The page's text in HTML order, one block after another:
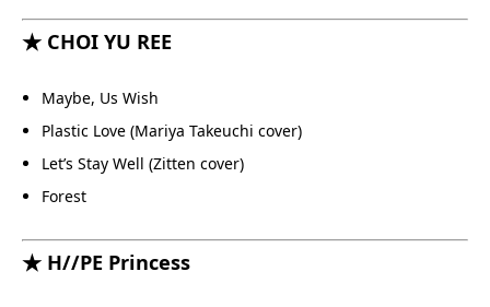
★ CHOI YU REE
Maybe, Us Wish
Plastic Love (Mariya Takeuchi cover)
Let’s Stay Well (Zitten cover)
Forest
★ H//PE Princess